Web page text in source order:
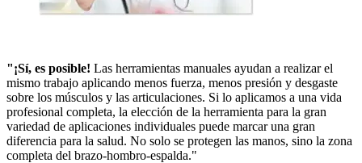
"¡Sí, es posible! Las herramientas manuales ayudan a realizar el
mismo trabajo aplicando menos fuerza, menos presión y desgaste
sobre los músculos y las articulaciones. Si lo aplicamos a una vida
profesional completa, la elección de la herramienta para la gran
variedad de aplicaciones individuales puede marcar una gran
diferencia para la salud. No solo se protegen las manos, sino la zona
completa del brazo-hombro-espalda."